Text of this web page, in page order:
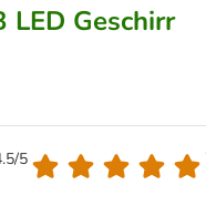
LED Geschirr
5